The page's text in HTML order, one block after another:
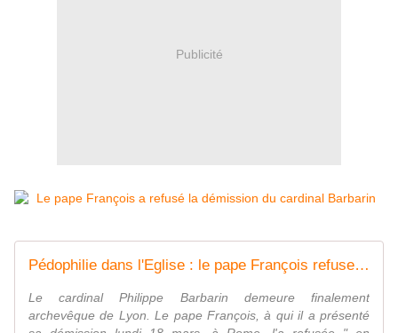
Publicité
Pédophilie dans l'Eglise : le pape François refuse la démission du cardinal Barbarin
Le cardinal Philippe Barbarin demeure finalement
archevêque de Lyon. Le pape François, à qui il a présenté